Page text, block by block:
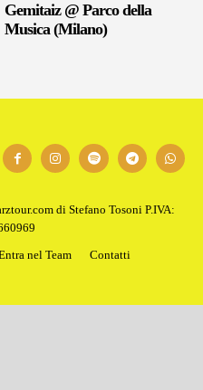
Gemitaiz @ Parco della
Musica (Milano)
di Stefano Tosoni P.IVA:
nel Team Contatti